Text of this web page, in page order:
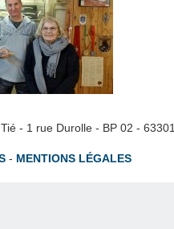
- 1 rue Durolle - BP 02 -
- MENTIONS LÉGALES